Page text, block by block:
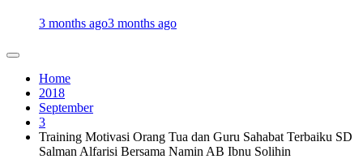
3 months ago3 months ago
Home
2018
September
3
Training Motivasi Orang Tua dan Guru Sahabat Terbaiku SD
Salman Alfarisi Bersama Namin AB Ibnu Solihin